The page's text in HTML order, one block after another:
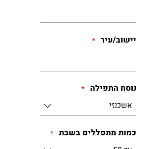
יישוב/עיר *
נוסח התפילה *
כמות מתפללים בשבת *